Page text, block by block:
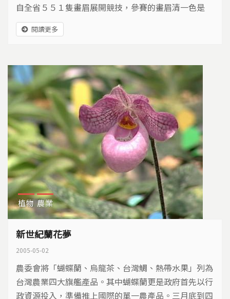
自全省５５１隻畫眉展開競技，參賽的畫眉清一色是
「大陸畫眉」。在鳥友們眼中畫眉鳴唱「叫」勁是年度
盛事。閱讀更多
植物 農業
新世紀蘭花夢
2005-05-02
農委會將「蝴蝶蘭、烏龍茶、台灣鯛、熱帶水果」列為
台灣農業四大旗艦產品。其中蝴蝶蘭更是政府首先以行
政資源投入，準備推上國際的單一農產品。三月底到四